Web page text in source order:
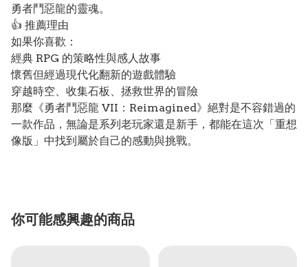
勇者鬥惡龍的靈魂。
👍 推薦理由
如果你喜歡：
經典 RPG 的策略性與感人故事
懷舊但經過現代化翻新的遊戲體驗
穿越時空、收集石板、拯救世界的冒險
那麼《勇者鬥惡龍 VII：Reimagined》絕對是不容錯過的
一款作品，無論是系列老玩家還是新手，都能在這次「重想
像版」中找到屬於自己的感動與挑戰。
你可能感興趣的商品